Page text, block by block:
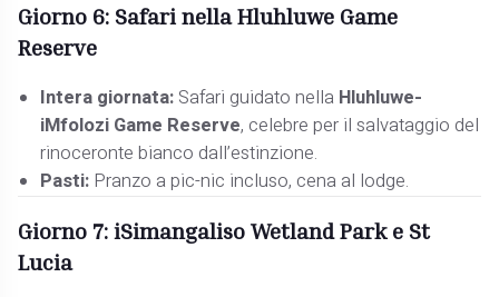
Giorno 6: Safari nella Hluhluwe Game
Reserve
Intera giornata: Safari guidato nella Hluhluwe-
iMfolozi Game Reserve, celebre per il salvataggio del
rinoceronte bianco dall’estinzione.
Pasti: Pranzo a pic-nic incluso, cena al lodge.
Giorno 7: iSimangaliso Wetland Park e St
Lucia